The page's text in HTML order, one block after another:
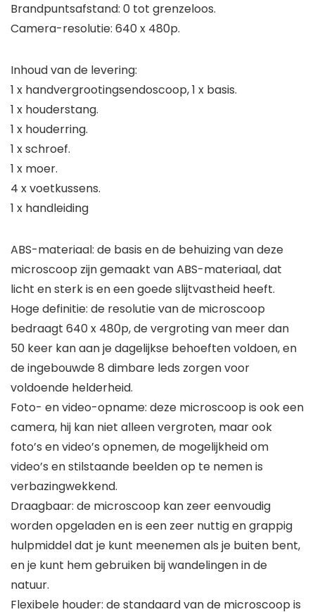
Brandpuntsafstand: 0 tot grenzeloos.
Camera-resolutie: 640 x 480p.
Inhoud van de levering:
1 x handvergrootingsendoscoop, 1 x basis.
1 x houderstang.
1 x houderring.
1 x schroef.
1 x moer.
4 x voetkussens.
1 x handleiding
ABS-materiaal: de basis en de behuizing van deze
microscoop zijn gemaakt van ABS-materiaal, dat
licht en sterk is en een goede slijtvastheid heeft.
Hoge definitie: de resolutie van de microscoop
bedraagt 640 x 480p, de vergroting van meer dan
50 keer kan aan je dagelijkse behoeften voldoen, en
de ingebouwde 8 dimbare leds zorgen voor
voldoende helderheid.
Foto- en video-opname: deze microscoop is ook een
camera, hij kan niet alleen vergroten, maar ook
foto’s en video’s opnemen, de mogelijkheid om
video’s en stilstaande beelden op te nemen is
verbazingwekkend.
Draagbaar: de microscoop kan zeer eenvoudig
worden opgeladen en is een zeer nuttig en grappig
hulpmiddel dat je kunt meenemen als je buiten bent,
en je kunt hem gebruiken bij wandelingen in de
natuur.
Flexibele houder: de standaard van de microscoop is